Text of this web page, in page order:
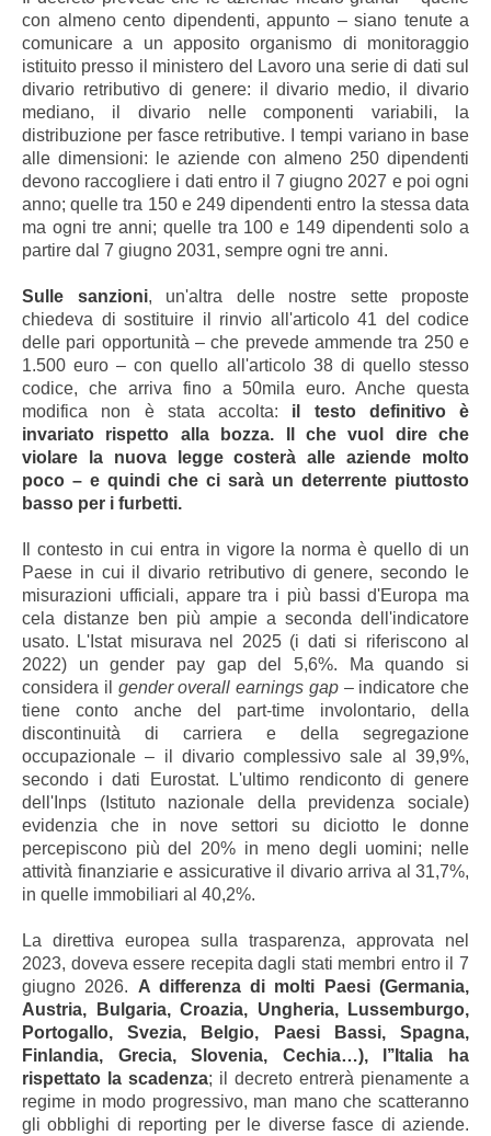
con almeno cento dipendenti, appunto – siano tenute a
comunicare a un apposito organismo di monitoraggio
istituito presso il ministero del Lavoro una serie di dati sul
divario retributivo di genere: il divario medio, il divario
mediano, il divario nelle componenti variabili, la
distribuzione per fasce retributive. I tempi variano in base
alle dimensioni: le aziende con almeno 250 dipendenti
devono raccogliere i dati entro il 7 giugno 2027 e poi ogni
anno; quelle tra 150 e 249 dipendenti entro la stessa data
ma ogni tre anni; quelle tra 100 e 149 dipendenti solo a
partire dal 7 giugno 2031, sempre ogni tre anni.
Sulle sanzioni, un'altra delle nostre sette proposte
chiedeva di sostituire il rinvio all'articolo 41 del codice
delle pari opportunità – che prevede ammende tra 250 e
1.500 euro – con quello all'articolo 38 di quello stesso
codice, che arriva fino a 50mila euro. Anche questa
modifica non è stata accolta: il testo definitivo è
invariato rispetto alla bozza. Il che vuol dire che
violare la nuova legge costerà alle aziende molto
poco – e quindi che ci sarà un deterrente piuttosto
basso per i furbetti.
Il contesto in cui entra in vigore la norma è quello di un
Paese in cui il divario retributivo di genere, secondo le
misurazioni ufficiali, appare tra i più bassi d'Europa ma
cela distanze ben più ampie a seconda dell'indicatore
usato. L'Istat misurava nel 2025 (i dati si riferiscono al
2022) un gender pay gap del 5,6%. Ma quando si
considera il gender overall earnings gap– indicatore che
tiene conto anche del part-time involontario, della
discontinuità di carriera e della segregazione
occupazionale – il divario complessivo sale al 39,9%,
secondo i dati Eurostat. L'ultimo rendiconto di genere
dell'Inps (Istituto nazionale della previdenza sociale)
evidenzia che in nove settori su diciotto le donne
percepiscono più del 20% in meno degli uomini; nelle
attività finanziarie e assicurative il divario arriva al 31,7%,
in quelle immobiliari al 40,2%.
La direttiva europea sulla trasparenza, approvata nel
2023, doveva essere recepita dagli stati membri entro il 7
giugno 2026. A differenza di molti Paesi (Germania,
Austria, Bulgaria, Croazia, Ungheria, Lussemburgo,
Portogallo, Svezia, Belgio, Paesi Bassi, Spagna,
Finlandia, Grecia, Slovenia, Cechia…), l’’Italia ha
rispettato la scadenza; il decreto entrerà pienamente a
regime in modo progressivo, man mano che scatteranno
gli obblighi di reporting per le diverse fasce di aziende.